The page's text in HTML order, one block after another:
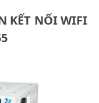
KẾT NỐI WIFI